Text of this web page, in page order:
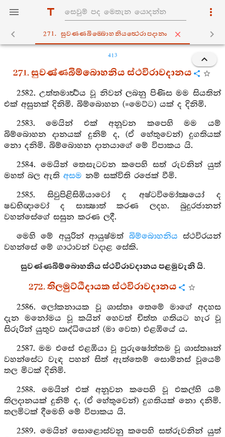
271. සුවණ‍්ණබිම‍්බොහනියත්‍ථෙරාපදානං
413
271. සුවණ්ණබිම්බොහනිය ස්ථවිරාවදානය
2582. උත්තමාර්‍ත්‍ථය වූ නිවන් ලබනු පිණිස මම සියතින්
එක් අසුනක් දිනිමි. බිම්බොහන (=මෙට්ට) යක් ද දිනිමි.
2583. මෙයින් එක් අනූවන කපෙහි මම යම්
බිම්බොහන දානයක් දුනිම් ද, (ඒ හේතුවෙන්) දුගතියක්
නො දනිමි. බිම්බොහන දානයාගේ මේ විපාකය යි.
2584. මෙයින් තෙසැටවන කපෙහි සත් රුවනින් යුත්
මහත් බල ඇති අසම නම් සක්විති රජෙක් වීමි.
2585. සිවුපිළිසිඹියාවෝ ද අෂ්ටවිමෝක්‍ෂයෝ ද
ෂඩභිඥාවෝ ද සාක්‍ෂාත් කරණ ලදහ. බුදුරජානන්
වහන්සේගේ සසුන කරණ ලදී.
මෙහි මේ අයුරින් ආයුෂ්මත් බිම්බොහනිය ස්ථවිරයන්
වහන්සේ මේ ගාථාවන් වදාළ සේකි.
සුවණ්ණබිම්බොහනිය ස්ථවිරාවදානය පළමුවැනි යි.
272. තිලමුට්ඨිදායක ස්ථවිරාවදානය
2586. ලෝකනායක වූ ශාස්තෘ තෙමේ මාගේ අදහස
දැන මනෝමය වූ කයින් හෙවත් චිත්ත ගතියට හැර වූ
සිරුරින් යුතුව ඍද්ධියෙන් (මා වෙත) එළඹියේ ය.
2587. මම එසේ එළඹියා වූ පුරුෂෝත්තම වූ ශාස්තෲන්
වහන්සේට වැඳ පහන් සිත් ඇත්තෙම් සොම්නස් වූයෙම්
තල මිටක් දිනිමි.
2588. මෙයින් එක් අනූවන කපෙහි වූ එකල්හි යම්
තිලදානයක් දුනිම් ද, (ඒ හේතුවෙන්) දුගතියක් නො දනිමි.
තලමිටක් දීමෙහි මේ විපාකය යි.
2589. මෙයින් සොළොස්වනු කපෙහි සත්රුවනින් යුත්